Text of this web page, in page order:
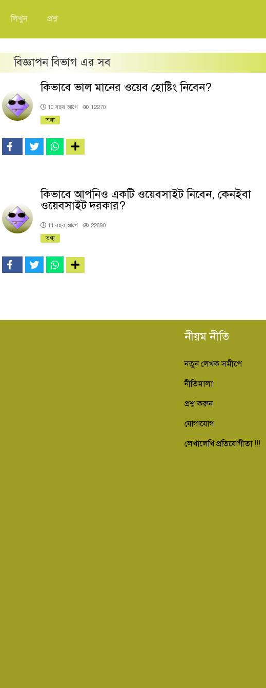
লিখুন প্রশ্ন
বিজ্ঞাপনবিভাগ এর সব
কিভাবে ভাল মানের ওয়েব হোষ্টিং নিবেন?
10 বছর আগে
12270
তথ্য
কিভাবে আপনিও একটি ওয়েবসাইট নিবেন, কেনইবা
ওয়েবসাইট দরকার?
11 বছর আগে
22890
তথ্য
নীয়ম নীতি
নতুন লেখক সমীপে
নীতিমালা
প্রশ্ন করুন
যোগাযোগ
লেখালেখি প্রতিযোগীতা !!!